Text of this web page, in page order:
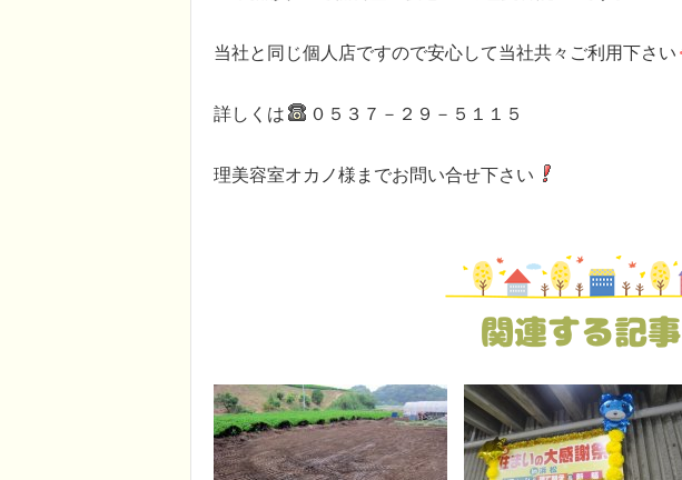
当社と同じ個人店ですので安心して当社共々ご利用下さい
詳しくは ０５３７－２９－５１１５
理美容室オカノ様までお問い合せ下さい
関連する記事